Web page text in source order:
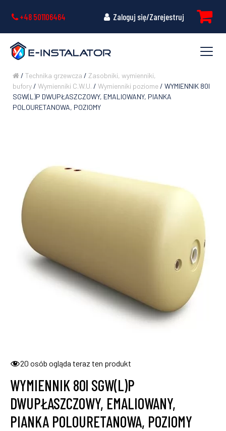
+48 501106464 Zaloguj się/Zarejestruj
/ Technika grzewcza / Zasobniki, wymienniki,
bufory/ Wymienniki C.W.U. / Wymienniki poziome/ WYMIENNIK 80l
SGW(L)P DWUPŁASZCZOWY, EMALIOWANY, PIANKA
POLOURETANOWA, POZIOMY
20 osób ogląda teraz ten produkt
WYMIENNIK 80l SGW(L)P
DWUPŁASZCZOWY, EMALIOWANY,
PIANKA POLOURETANOWA, POZIOMY